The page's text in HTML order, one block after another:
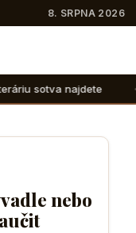
8. SRPNA 2026
Suchozemské
nebo